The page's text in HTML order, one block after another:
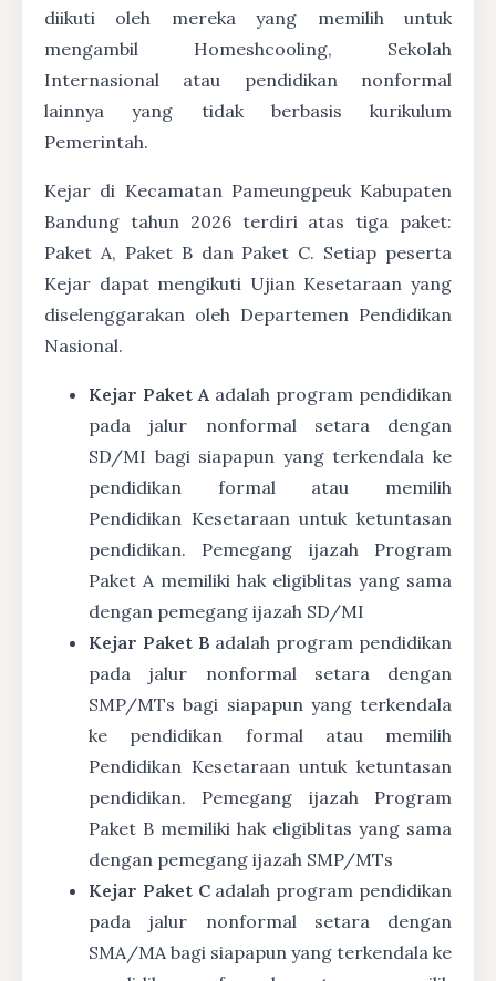
diikuti oleh mereka yang memilih untuk
mengambil Homeshcooling, Sekolah
Internasional atau pendidikan nonformal
lainnya yang tidak berbasis kurikulum
Pemerintah.
Kejar di Kecamatan Pameungpeuk Kabupaten
Bandung tahun 2026 terdiri atas tiga paket:
Paket A, Paket B dan Paket C. Setiap peserta
Kejar dapat mengikuti Ujian Kesetaraan yang
diselenggarakan oleh Departemen Pendidikan
Nasional.
Kejar Paket A adalah program pendidikan
pada jalur nonformal setara dengan
SD/MI bagi siapapun yang terkendala ke
pendidikan formal atau memilih
Pendidikan Kesetaraan untuk ketuntasan
pendidikan. Pemegang ijazah Program
Paket A memiliki hak eligiblitas yang sama
dengan pemegang ijazah SD/MI
Kejar Paket B adalah program pendidikan
pada jalur nonformal setara dengan
SMP/MTs bagi siapapun yang terkendala
ke pendidikan formal atau memilih
Pendidikan Kesetaraan untuk ketuntasan
pendidikan. Pemegang ijazah Program
Paket B memiliki hak eligiblitas yang sama
dengan pemegang ijazah SMP/MTs
Kejar Paket Cadalah program pendidikan
pada jalur nonformal setara dengan
SMA/MA bagi siapapun yang terkendala ke